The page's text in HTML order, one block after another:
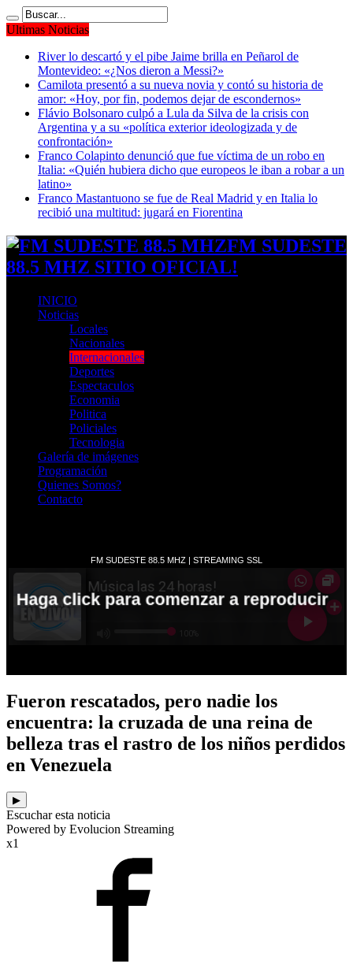
Ultimas Noticias
River lo descartó y el pibe Jaime brilla en Peñarol de
Montevideo: «¿Nos dieron a Messi?»
Camilota presentó a su nueva novia y contó su historia de
amor: «Hoy, por fin, podemos dejar de escondernos»
Flávio Bolsonaro culpó a Lula da Silva de la crisis con
Argentina y a su «política exterior ideologizada y de
confrontación»
Franco Colapinto denunció que fue víctima de un robo en
Italia: «Quién hubiera dicho que europeos le iban a robar a un
latino»
Franco Mastantuono se fue de Real Madrid y en Italia lo
recibió una multitud: jugará en Fiorentina
FM SUDESTE
88.5 MHZ SITIO OFICIAL!
INICIO
Noticias
Locales
Nacionales
Internacionales
Deportes
Espectaculos
Economia
Politica
Policiales
Tecnologia
Galería de imágenes
Programación
Quienes Somos?
Contacto
Fueron rescatados, pero nadie los
encuentra: la cruzada de una reina de
belleza tras el rastro de los niños perdidos
en Venezuela
▶
Escuchar esta noticia
Powered by Evolucion Streaming
x1